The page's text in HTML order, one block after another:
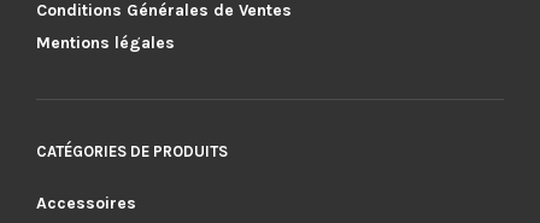
Conditions Générales de Ventes
Mentions légales
CATÉGORIES DE PRODUITS
Accessoires